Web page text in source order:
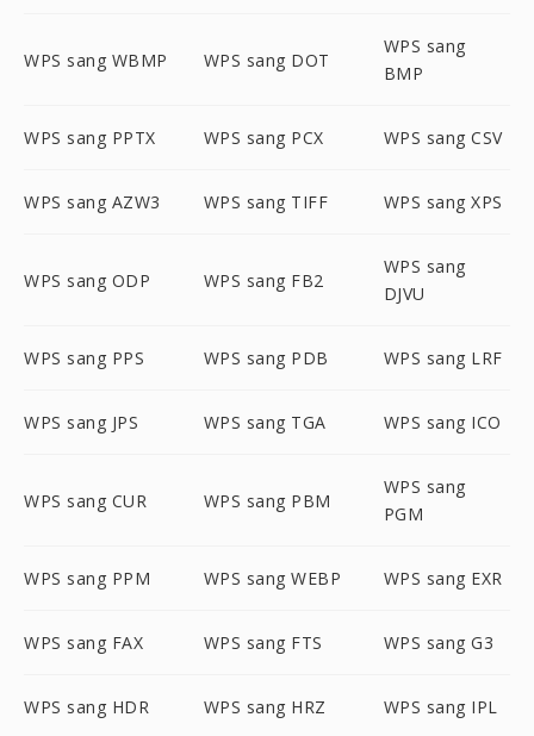
WPS sang WBMP WPS sang DOT
WPS sang
BMP
WPS sang PPTX WPS sang PCX WPS sang CSV
WPS sang AZW3 WPS sang TIFF WPS sang XPS
WPS sang ODP WPS sang FB2
WPS sang
DJVU
WPS sang PPS WPS sang PDB WPS sang LRF
WPS sang JPS WPS sang TGA WPS sang ICO
WPS sang CUR WPS sang PBM
WPS sang
PGM
WPS sang PPM WPS sang WEBP WPS sang EXR
WPS sang FAX WPS sang FTS WPS sang G3
WPS sang HDR WPS sang HRZ WPS sang IPL